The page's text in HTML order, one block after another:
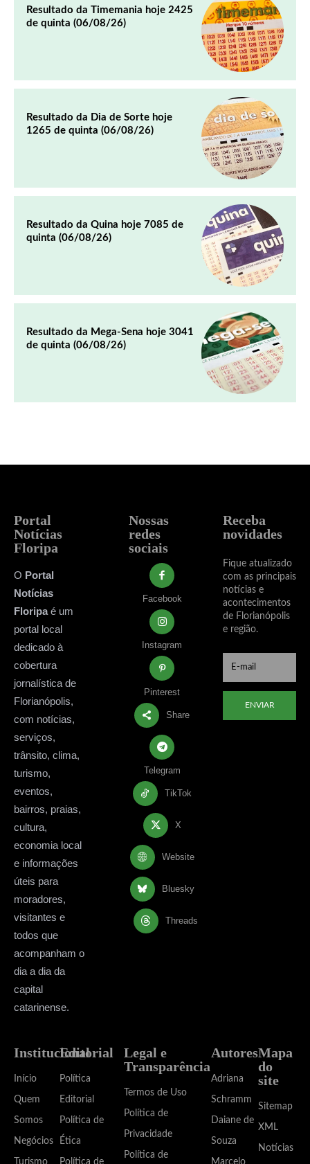
Resultado da Timemania hoje 2425
de quinta (06/08/26)
Resultado da Dia de Sorte hoje
1265 de quinta (06/08/26)
Resultado da Quina hoje 7085 de
quinta (06/08/26)
Resultado da Mega-Sena hoje 3041
de quinta (06/08/26)
Portal
Notícias
Floripa
O Portal
Notícias
Floripaé um
portal local
dedicado à
cobertura
jornalística de
Florianópolis,
com notícias,
serviços,
trânsito, clima,
turismo,
eventos,
bairros, praias,
cultura,
economia local
e informações
úteis para
moradores,
visitantes e
todos que
acompanham o
dia a dia da
capital
catarinense.
Nossas
redes
sociais
Facebook
Instagram
Pinterest
Share
Telegram
TikTok
X
Website
Bluesky
Threads
Receba
novidades
Fique atualizado
com as principais
notícias e
acontecimentos
de Florianópolis
e região.
ENVIAR
Institucional
Início
Quem
Somos
Negócios
Turismo
Editorial
Política
Editorial
Política de
Ética
Política de
Legal e
Transparência
Termos de Uso
Política de
Privacidade
Política de
Autores
Adriana
Schramm
Daiane de
Souza
Marcelo
Mapa
do
site
Sitemap
XML
Notícias